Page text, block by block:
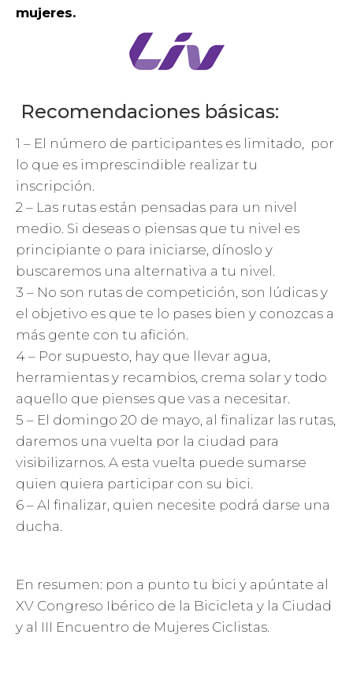
mujeres.
Recomendaciones básicas:
1 – El número de participantes es limitado, por
lo que es imprescindible realizar tu
inscripción.
2 – Las rutas están pensadas para un nivel
medio. Si deseas o piensas que tu nivel es
principiante o para iniciarse, dínoslo y
buscaremos una alternativa a tu nivel.
3 – No son rutas de competición, son lúdicas y
el objetivo es que te lo pases bien y conozcas a
más gente con tu afición.
4 – Por supuesto, hay que llevar agua,
herramientas y recambios, crema solar y todo
aquello que pienses que vas a necesitar.
5 – El domingo 20 de mayo, al finalizar las rutas,
daremos una vuelta por la ciudad para
visibilizarnos. A esta vuelta puede sumarse
quien quiera participar con su bici.
6 – Al finalizar, quien necesite podrá darse una
ducha.
En resumen: pon a punto tu bici y apúntate al
XV Congreso Ibérico de la Bicicleta y la Ciudad
y al III Encuentro de Mujeres Ciclistas.